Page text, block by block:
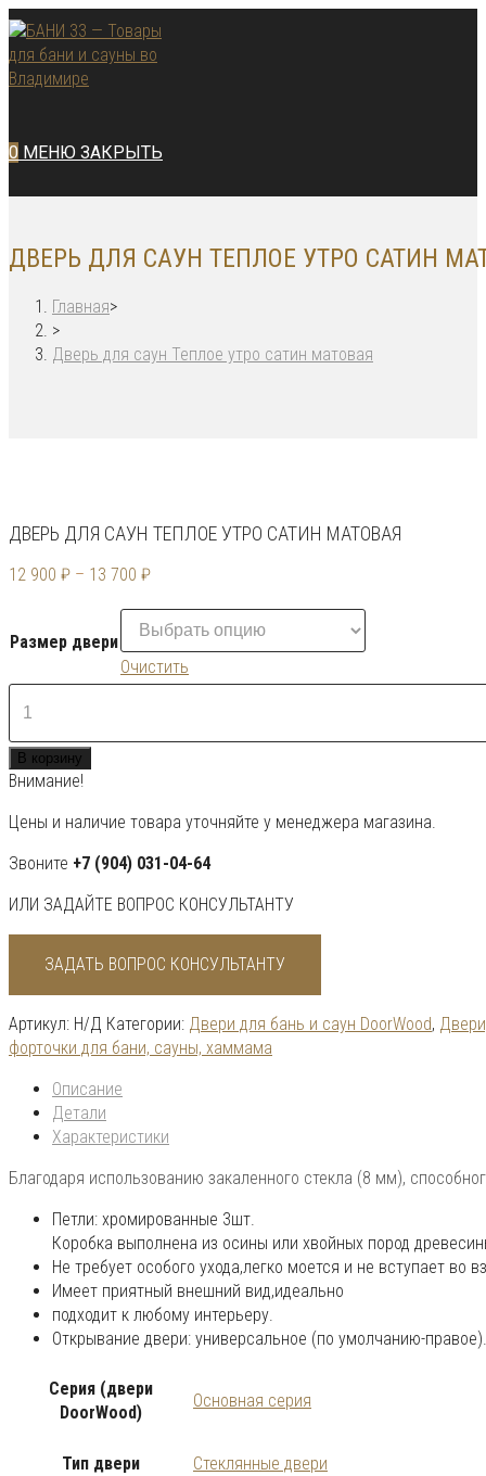
Перейти
к
содержимому
0 МЕНЮ ЗАКРЫТЬ
ДВЕРЬ ДЛЯ САУН ТЕПЛОЕ УТРО САТИН
Главная>
>
Дверь для саун Теплое утро сатин матовая
ДВЕРЬ ДЛЯ САУН ТЕПЛОЕ УТРО САТИН МАТОВАЯ
12 900 ₽ – 13 700 ₽
Размер двери
Очистить
Количество
товара
Дверь
для
саун
Теплое
утро
сатин
В корзину
Внимание!
Цены и наличие товара уточняйте у менеджера магазина.
Звоните +7 (904) 031-04-64
ИЛИ ЗАДАЙТЕ ВОПРОС КОНСУЛЬТАНТУ
ЗАДАТЬ ВОПРОС КОНСУЛЬТАНТУ
Артикул: Н/Д Категории: Двери для бань и саун DoorWood,
форточки для бани, сауны, хаммама
Описание
Детали
Характеристики
Благодаря использованию закаленного стекла (8 мм),
Петли: хромированные 3шт.
Коробка выполнена из осины или хвойных пород
Не требует особого ухода,легко моется и не вступает
Имеет приятный внешний вид,идеально
подходит к любому интерьеру.
Открывание двери: универсальное (по умолчанию-правое).
Серия (двери
DoorWood)
Основная серия
Тип двери Стеклянные двери